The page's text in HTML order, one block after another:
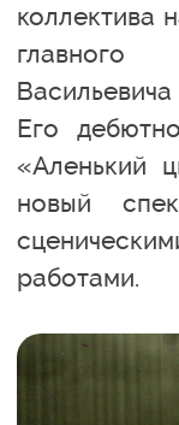
коллектива
Его
«Аленький
новый
работами.